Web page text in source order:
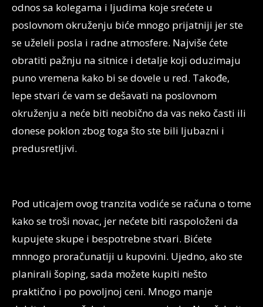
odnos sa kolegama i ljudima koje srećete u
poslovnom okruženju biće mnogo prijatniji jer ste
se uželeli posla i radne atmosfere. Najviše ćete
obratiti pažnju na sitnice i detalje koji oduzimaju
puno vremena kako bi se dovele u red. Takođe,
lepe stvari će vam se dešavati na poslovnom
okruženju a neće biti neobično da vas neko časti ili
donese poklon zbog toga što ste bili ljubazni i
predusretljivi.
Pod uticajem ovog tranzita vodiće se računa o tome
kako se troši novac, jer nećete biti raspoloženi da
kupujete skupe i bespotrebne stvari. Bićete
mnnogo proračunatiji u kupovini. Ujedno, ako ste
planirali šoping, sada možete kupiti nešto
praktično i po povoljnoj ceni. Mnogo manje